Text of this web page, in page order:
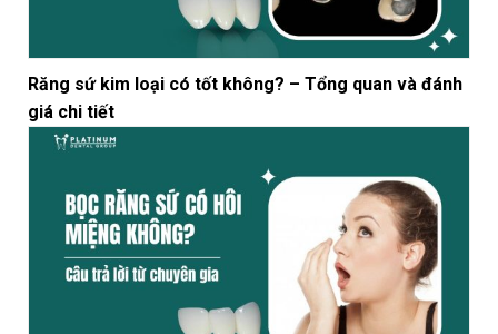
Răng sứ kim loại có tốt không? – Tổng quan và đánh
giá chi tiết